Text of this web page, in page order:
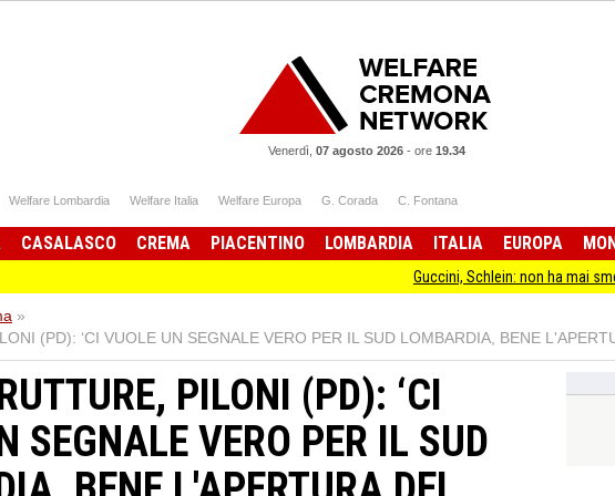
Venerdì, 07 agosto 2026 - ore 19.34
Welfare Lombardia Welfare Italia Welfare Europa G. Corada C. Fontana
CASALASCO CREMA PIACENTINO LOMBARDIA ITALIA EUROPA
Guccini, Schlein: non ha mai
»
(PD): ‘CI VUOLE UN SEGNALE VERO PER IL SUD LOMBARDIA, BENE
PILONI (PD): ‘CI
SEGNALE VERO PER IL SUD